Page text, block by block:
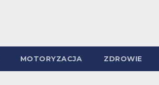
MOTORYZACJA ZDROWIE